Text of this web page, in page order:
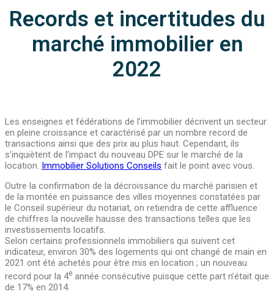
Records et incertitudes du
marché immobilier en
2022
Les enseignes et fédérations de l’immobilier décrivent un secteur
en pleine croissance et caractérisé par un nombre record de
transactions ainsi que des prix au plus haut. Cependant, ils
s’inquiètent de l’impact du nouveau DPE sur le marché de la
location. Immobilier Solutions Conseils fait le point avec vous.
Outre la confirmation de la décroissance du marché parisien et
de la montée en puissance des villes moyennes constatées par
le Conseil supérieur du notariat, on retiendra de cette affluence
de chiffres la nouvelle hausse des transactions telles que les
investissements locatifs.
Selon certains professionnels immobiliers qui suivent cet
indicateur, environ 30% des logements qui ont changé de main en
2021 ont été achetés pour être mis en location ; un nouveau
record pour la 4e année consécutive puisque cette part n’était que
de 17% en 2014.